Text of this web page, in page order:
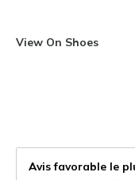
View On Shoes
Avis favorable le